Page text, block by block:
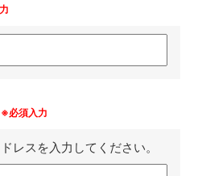
※必須入力
レスを入力してください。